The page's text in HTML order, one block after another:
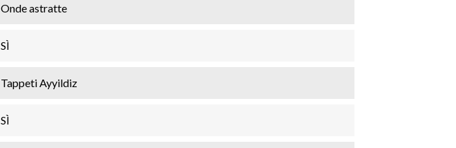
Onde astratte
SÌ
Tappeti Ayyildiz
SÌ